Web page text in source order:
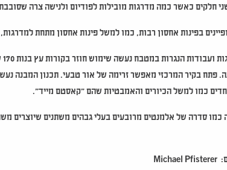
חלקים כאשר כמה מדרגות מובילות לפודיום ולנישה צרה
בפינות אחסון רבות, כמו למשל פינות אחסון מתחת
פתח בקיר המרכזי מאפשר זרימה של אור טבעי. תכנון המבנה
כמו למשל הכיורים והאמבטיות שהם "קאסטם מייד".
כמו סדרה של אלמנטים מרובעים בעלי גבהים משתנים שיוצרים
Michael Pfisterer